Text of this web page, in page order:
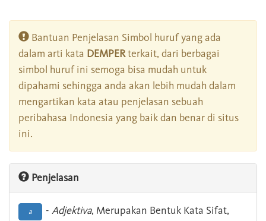
Bantuan Penjelasan Simbol huruf yang ada
dalam arti kata DEMPERterkait, dari berbagai
simbol huruf ini semoga bisa mudah untuk
dipahami sehingga anda akan lebih mudah dalam
mengartikan kata atau penjelasan sebuah
peribahasa Indonesia yang baik dan benar di situs
ini.
Penjelasan
a - Adjektiva, Merupakan Bentuk Kata Sifat,